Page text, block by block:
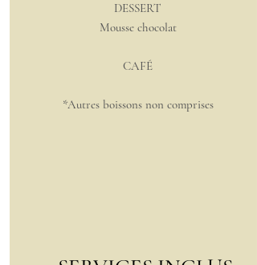
DESSERT
Mousse chocolat
CAFÉ
*Autres boissons non comprises